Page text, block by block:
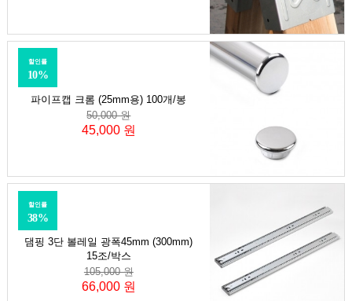
파이프캡 크롬 (25mm용) 100개/봉
할인률
10%
50,000 원
45,000 원
댐핑 3단 볼레일 광폭45mm (300mm)
15조/박스
할인률
38%
105,000 원
66,000 원